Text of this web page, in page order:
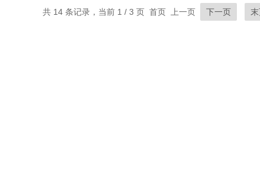
共 14 条记录，当前 1 / 3 页 首页 上一页 下一页